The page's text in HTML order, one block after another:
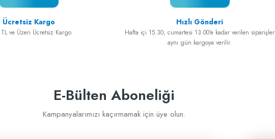
Ücretsiz Kargo
ve Üzeri Ücretsiz Kargo
Hızlı Gönderi
Hafta içi 15.30, cumartesi 13.00'e kadar verilen siparişler
aynı gün kargoya verilir.
E-Bülten Aboneliği
Kampanyalarımızı kaçırmamak için üye olun.